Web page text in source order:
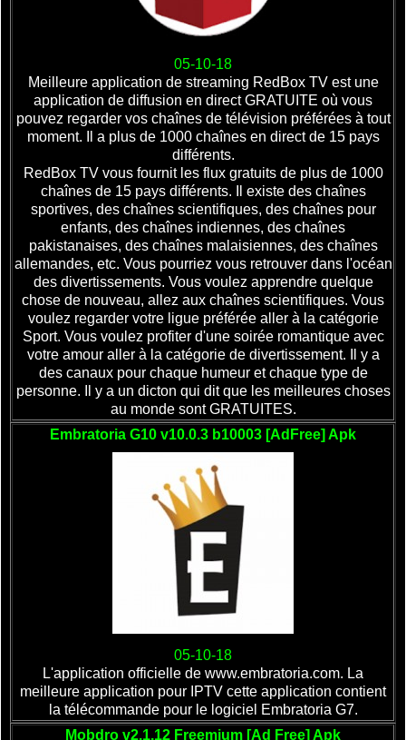
05-10-18
Meilleure application de streaming RedBox TV est une
application de diffusion en direct GRATUITE où vous
pouvez regarder vos chaînes de télévision préférées à tout
moment. Il a plus de 1000 chaînes en direct de 15 pays
différents.
RedBox TV vous fournit les flux gratuits de plus de 1000
chaînes de 15 pays différents. Il existe des chaînes
sportives, des chaînes scientifiques, des chaînes pour
enfants, des chaînes indiennes, des chaînes
pakistanaises, des chaînes malaisiennes, des chaînes
allemandes, etc. Vous pourriez vous retrouver dans l'océan
des divertissements. Vous voulez apprendre quelque
chose de nouveau, allez aux chaînes scientifiques. Vous
voulez regarder votre ligue préférée aller à la catégorie
Sport. Vous voulez profiter d'une soirée romantique avec
votre amour aller à la catégorie de divertissement. Il y a
des canaux pour chaque humeur et chaque type de
personne. Il y a un dicton qui dit que les meilleures choses
au monde sont GRATUITES.
Embratoria G10 v10.0.3 b10003 [AdFree] Apk
05-10-18
L'application officielle de www.embratoria.com. La
meilleure application pour IPTV cette application contient
la télécommande pour le logiciel Embratoria G7.
Mobdro v2.1.12 Freemium [Ad Free] Apk